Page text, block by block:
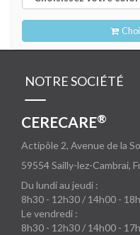
NOTRE SOCIÉTÉ
CERECARE®
Actipôle 2, Avenue de la
59554Sailly-lez-Cambrai,
Du lundi au jeudi :
8h30 - 12h30 / 14h00 -
Le vendredi :
8h30 - 12h30 / 14h00 -